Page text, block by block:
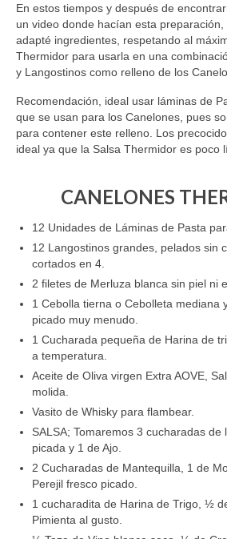
En estos tiempos y después de
un video donde hacían esta
adapté ingredientes, respetando al
Thermidor para usarla en una
y Langostinos como relleno de los
Recomendación, ideal usar láminas de
que se usan para los Canelones, pues
para contener este relleno. Los
ideal ya que la Salsa Thermidor es poco
CANELONES
12 Unidades de Láminas de Pasta
12 Langostinos grandes, pelados sin
cortados en 4.
2 filetes de Merluza blanca sin piel ni
1 Cebolla tierna o Cebolleta mediana
picado muy menudo.
1 Cucharada pequeña de Harina de
a temperatura.
Aceite de Oliva virgen Extra AOVE,
molida.
Vasito de Whisky para flambear.
SALSA; Tomaremos 3 cucharadas de
picada y 1 de Ajo.
2 Cucharadas de Mantequilla, 1 de
Perejil fresco picado.
1 cucharadita de Harina de Trigo, ½
Pimienta al gusto.